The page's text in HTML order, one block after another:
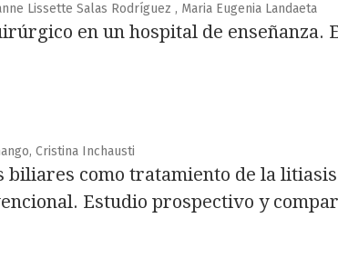
Lissette Salas Rodríguez , Maria Eugenia Landaeta
en un hospital de enseñanza.
Cristina Inchausti
biliares como tratamiento de la
Estudio prospectivo y